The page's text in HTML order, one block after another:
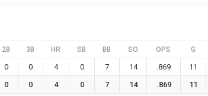
2B 3B HR SB BB SO OPS G
0 0 4 0 7 14 .869 11
0 0 4 0 7 14 .869 11